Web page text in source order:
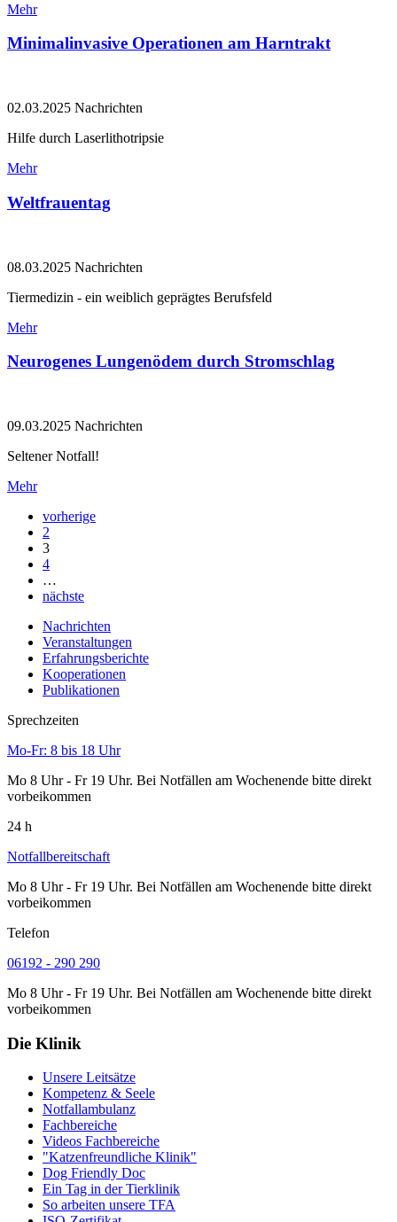
Mehr
Minimalinvasive Operationen am Harntrakt
02.03.2025 Nachrichten
Hilfe durch Laserlithotripsie
Mehr
Weltfrauentag
08.03.2025 Nachrichten
Tiermedizin - ein weiblich geprägtes Berufsfeld
Mehr
Neurogenes Lungenödem durch Stromschlag
09.03.2025 Nachrichten
Seltener Notfall!
Mehr
vorherige
2
3
4
…
nächste
Nachrichten
Veranstaltungen
Erfahrungsberichte
Kooperationen
Publikationen
Sprechzeiten
Mo-Fr: 8 bis 18 Uhr
Mo 8 Uhr - Fr 19 Uhr. Bei Notfällen am Wochenende bitte direkt
vorbeikommen
24 h
Notfallbereitschaft
Mo 8 Uhr - Fr 19 Uhr. Bei Notfällen am Wochenende bitte direkt
vorbeikommen
Telefon
06192 - 290 290
Mo 8 Uhr - Fr 19 Uhr. Bei Notfällen am Wochenende bitte direkt
vorbeikommen
Die Klinik
Unsere Leitsätze
Kompetenz & Seele
Notfallambulanz
Fachbereiche
Videos Fachbereiche
"Katzenfreundliche Klinik"
Dog Friendly Doc
Ein Tag in der Tierklinik
So arbeiten unsere TFA